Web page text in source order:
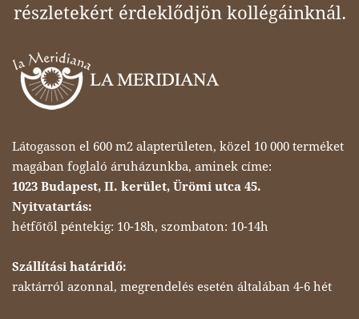
részletekért érdeklődjön kollégáinknál.
Látogasson el 600 m2 alapterületen, közel 10 000 terméket
magában foglaló áruházunkba, aminek címe:
1023 Budapest, II. kerület, Ürömi utca 45.
Nyitvatartás:
hétfőtől péntekig: 10-18h, szombaton: 10-14h
Szállítási határidő:
raktárról azonnal, megrendelés esetén általában 4-6 hét